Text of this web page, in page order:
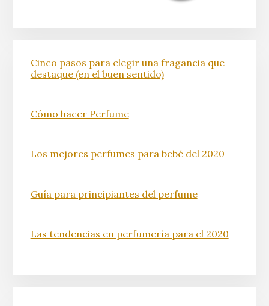
Cinco pasos para elegir una fragancia que
destaque (en el buen sentido)
Cómo hacer Perfume
Los mejores perfumes para bebé del 2020
Guía para principiantes del perfume
Las tendencias en perfumería para el 2020